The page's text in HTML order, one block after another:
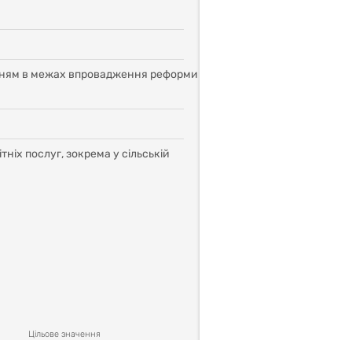
в межах впровадження реформи
послуг, зокрема у сільській
Цільовe значення